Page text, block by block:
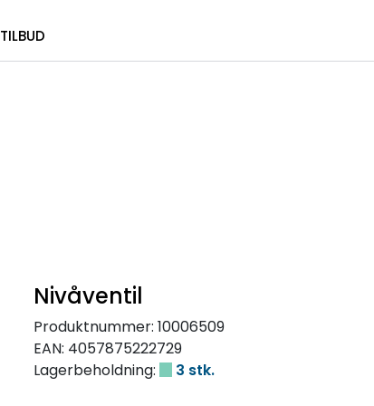
TILBUD
Nivåventil
Produktnummer: 10006509
EAN: 4057875222729
Lagerbeholdning:
3 stk.